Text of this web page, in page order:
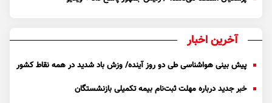
آخرین اخبار
پیش بینی هواشناسی طی دو روز آینده/ وزش باد شدید در همه نقاط کشور
خبر جدید درباره مهلت ثبت‌نام بیمه تکمیلی بازنشستگان